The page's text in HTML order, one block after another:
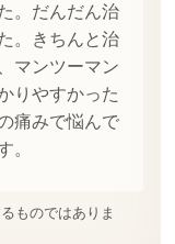
。だんだん治
。きちんと治
マンツーマン
りやすかった
痛みで悩んで
。
ものではありま